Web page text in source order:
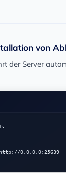
von
der Server
0.0.0.0:25639